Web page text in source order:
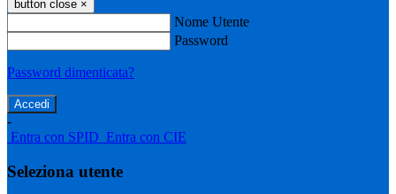
button close ×
Nome Utente
Password
Password dimenticata?
-
Entra con SPID Entra con CIE
Seleziona utente